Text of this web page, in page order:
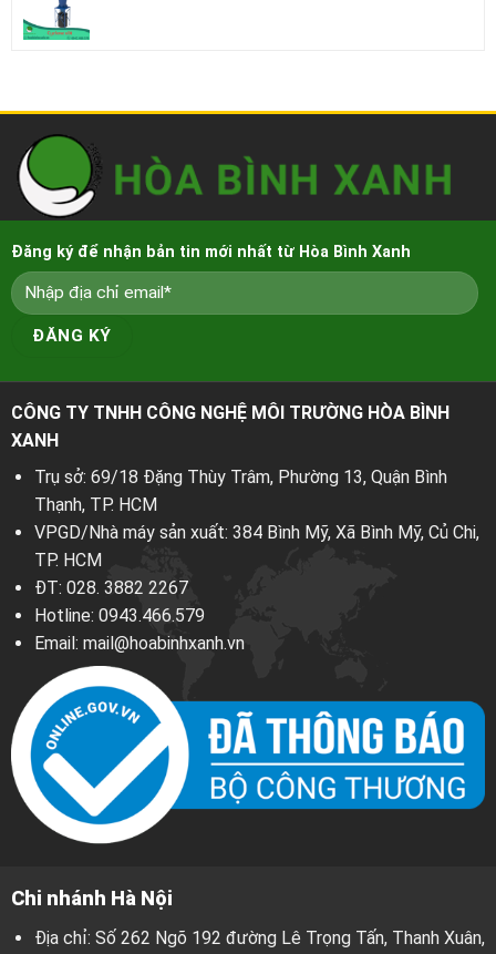
Đăng ký để nhận bản tin mới nhất từ Hòa Bình Xanh
CÔNG TY TNHH CÔNG NGHỆ MÔI TRƯỜNG HÒA BÌNH
XANH
Trụ sở: 69/18 Đặng Thùy Trâm, Phường 13, Quận Bình
Thạnh, TP. HCM
VPGD/Nhà máy sản xuất: 384 Bình Mỹ, Xã Bình Mỹ, Củ Chi,
TP. HCM
ĐT: 028. 3882 2267
Hotline: 0943.466.579
Email: mail@hoabinhxanh.vn
Chi nhánh Hà Nội
Địa chỉ: Số 262 Ngõ 192 đường Lê Trọng Tấn, Thanh Xuân,